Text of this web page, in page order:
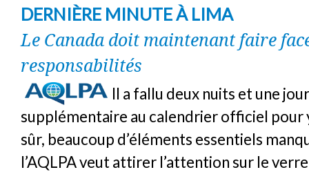
DERNIÈRE MINUTE À LIMA
Le Canada doit maintenant faire
responsabilités
Il a fallu deux nuits et une
supplémentaire au calendrier officiel pour
sûr, beaucoup d’éléments essentiels
l’AQLPA veut attirer l’attention sur le